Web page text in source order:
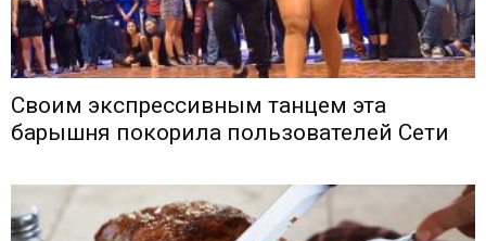
Своим экспрессивным танцем эта
барышня покорила пользователей Сети